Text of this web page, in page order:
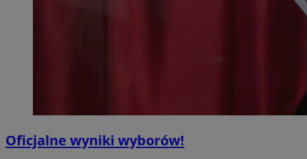
Oficjalne wyniki wyborów!